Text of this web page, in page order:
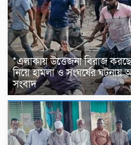
*এলাকায় উত্তেজনা বিরাজ
নিয়ে হামলা ও সংঘর্ষের
সংবাদ